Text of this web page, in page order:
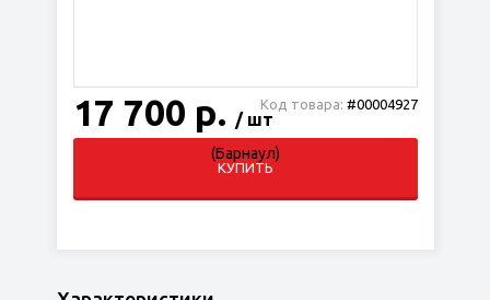
Код товара: #00004927
17 700 р. / шт
КУПИТЬ